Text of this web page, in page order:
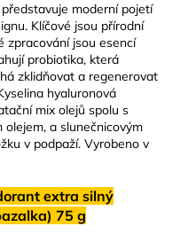
moderní pojetí
Klíčové jsou přírodní
zpracování jsou esencí
probiotika, která
zklidňovat a regenerovat
hyaluronová
mix olejů spolu s
olejem, a slunečnicovým
v podpaží. Vyrobeno v
extra silný
75 g